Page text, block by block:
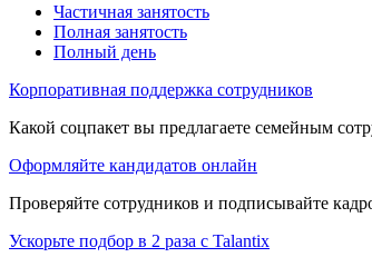
Частичная занятость
Полная занятость
Полный день
Корпоративная поддержка сотрудников
Какой соцпакет вы предлагаете семейным
Оформляйте кандидатов онлайн
Проверяйте сотрудников и подписывайте
Ускорьте подбор в 2 раза с Talantix